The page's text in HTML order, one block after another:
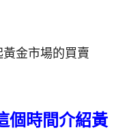
金市場的買賣
個時間介紹黃